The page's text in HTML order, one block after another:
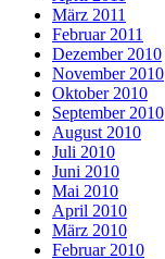
März 2011
Februar 2011
Dezember 2010
November 2010
Oktober 2010
September 2010
August 2010
Juli 2010
Juni 2010
Mai 2010
April 2010
März 2010
Februar 2010